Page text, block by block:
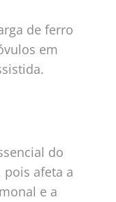
de ferro
em
do
afeta a
e a